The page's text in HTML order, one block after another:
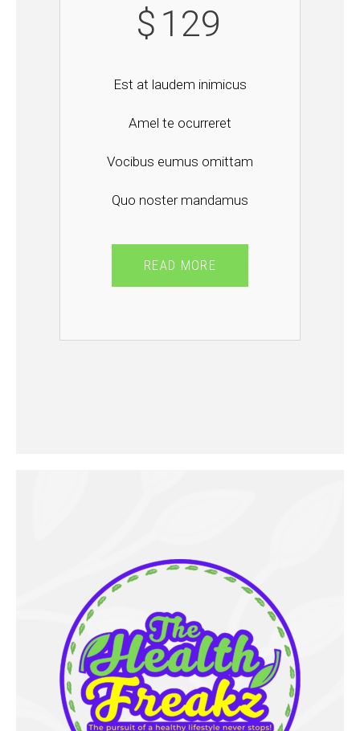
$ 129
Est at laudem inimicus
Amel te ocurreret
Vocibus eumus omittam
Quo noster mandamus
READ MORE